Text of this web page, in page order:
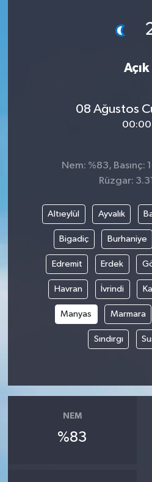
Açık
08 Ağustos
00:00
Nem: %83, Basınç:
Rüzgar:
Altıeylül Ayvalık
Bigadiç Burhaniye
Edremit Erdek
Havran İvrindi
Manyas Marmara
Sındırgı
NEM
%83